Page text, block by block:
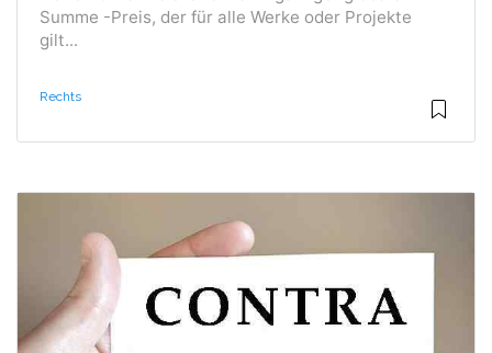
Summe -Preis, der für alle Werke oder Projekte
gilt...
Rechts